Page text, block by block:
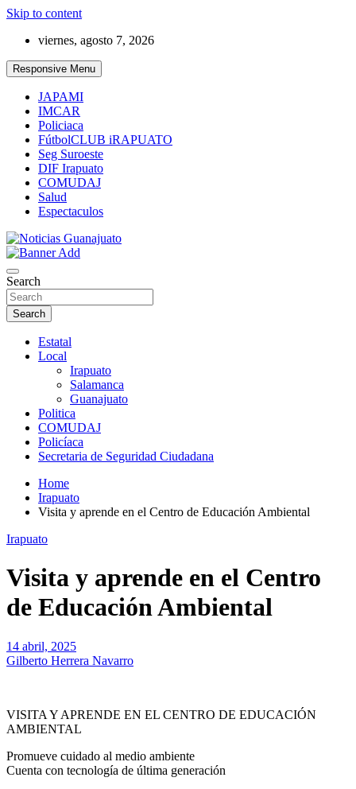
Skip to content
viernes, agosto 7, 2026
Responsive Menu
JAPAMI
IMCAR
Policiaca
FútbolCLUB iRAPUATO
Seg Suroeste
DIF Irapuato
COMUDAJ
Salud
Espectaculos
Noticias Guanajuato
Search
Search
Estatal
Local
Irapuato
Salamanca
Guanajuato
Politica
COMUDAJ
Policíaca
Secretaria de Seguridad Ciudadana
Home
Irapuato
Visita y aprende en el Centro de Educación Ambiental
Irapuato
Visita y aprende en el Centro
de Educación Ambiental
14 abril, 2025
Gilberto Herrera Navarro
VISITA Y APRENDE EN EL CENTRO DE EDUCACIÓN
AMBIENTAL
Promueve cuidado al medio ambiente
Cuenta con tecnología de última generación